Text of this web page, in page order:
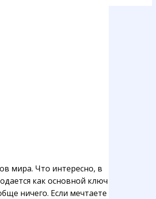
мира. Что интересно, в
как основной ключ
ничего. Если мечтаете